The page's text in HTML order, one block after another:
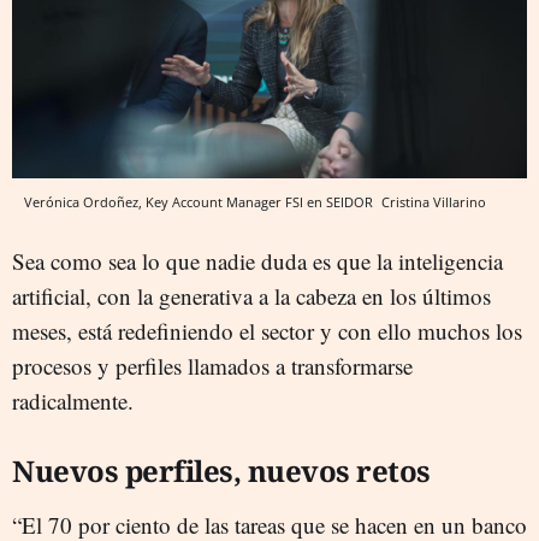
Verónica Ordoñez, Key Account Manager FSI en SEIDOR Cristina Villarino
Sea como sea lo que nadie duda es que la inteligencia
artificial, con la generativa a la cabeza en los últimos
meses, está redefiniendo el sector y con ello muchos los
procesos y perfiles llamados a transformarse
radicalmente.
Nuevos perfiles, nuevos retos
“El 70 por ciento de las tareas que se hacen en un banco